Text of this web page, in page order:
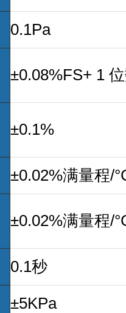
0.1Pa
±0.08%FS+ 1
±0.1%
±0.02%满量程/
±0.02%满量程/
0.1秒
±5KPa